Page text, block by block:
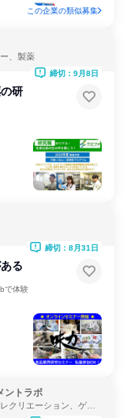
この企業の類似募集
、製薬
研
締切：9月8日
る
で体験
締切：8月31日
ントラボ
クリエーション、ゲー